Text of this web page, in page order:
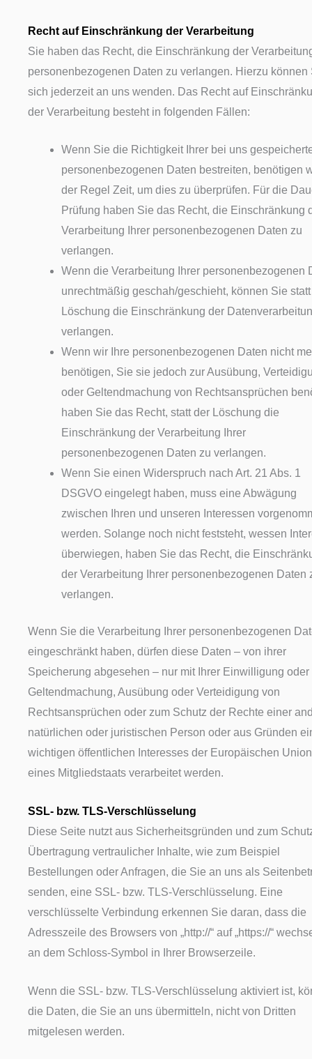
Recht auf Einschränkung der Verarbeitung
Sie haben das Recht, die Einschränkung der
personenbezogenen Daten zu verlangen. Hierzu können
sich jederzeit an uns wenden. Das Recht auf
der Verarbeitung besteht in folgenden Fällen:
Wenn Sie die Richtigkeit Ihrer bei uns
personenbezogenen Daten bestreiten, benötigen
der Regel Zeit, um dies zu überprüfen. Für die
Prüfung haben Sie das Recht, die Einschränkung
Verarbeitung Ihrer personenbezogenen Daten zu
verlangen.
Wenn die Verarbeitung Ihrer personenbezogenen
unrechtmäßig geschah/geschieht, können Sie
Löschung die Einschränkung der
verlangen.
Wenn wir Ihre personenbezogenen Daten nicht
benötigen, Sie sie jedoch zur Ausübung,
oder Geltendmachung von Rechtsansprüchen
haben Sie das Recht, statt der Löschung die
Einschränkung der Verarbeitung Ihrer
personenbezogenen Daten zu verlangen.
Wenn Sie einen Widerspruch nach Art. 21 Abs. 1
DSGVO eingelegt haben, muss eine Abwägung
zwischen Ihren und unseren Interessen
werden. Solange noch nicht feststeht, wessen
überwiegen, haben Sie das Recht, die
der Verarbeitung Ihrer personenbezogenen Daten
verlangen.
Wenn Sie die Verarbeitung Ihrer personenbezogenen
eingeschränkt haben, dürfen diese Daten – von ihrer
Speicherung abgesehen – nur mit Ihrer Einwilligung oder
Geltendmachung, Ausübung oder Verteidigung von
Rechtsansprüchen oder zum Schutz der Rechte einer
natürlichen oder juristischen Person oder aus Gründen
wichtigen öffentlichen Interesses der Europäischen
eines Mitgliedstaats verarbeitet werden.
SSL- bzw. TLS-Verschlüsselung
Diese Seite nutzt aus Sicherheitsgründen und zum
Übertragung vertraulicher Inhalte, wie zum Beispiel
Bestellungen oder Anfragen, die Sie an uns als
senden, eine SSL- bzw. TLS-Verschlüsselung. Eine
verschlüsselte Verbindung erkennen Sie daran, dass die
Adresszeile des Browsers von „http://“ auf „https://“
an dem Schloss-Symbol in Ihrer Browserzeile.
Wenn die SSL- bzw. TLS-Verschlüsselung aktiviert ist,
die Daten, die Sie an uns übermitteln, nicht von Dritten
mitgelesen werden.